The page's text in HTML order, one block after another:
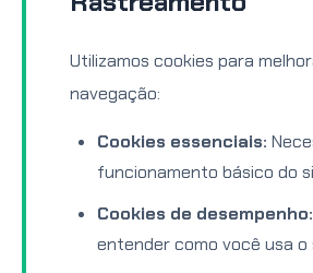
Utilizamos cookies para
navegação:
Cookies essenciais:
funcionamento básico do
Cookies de desempenho:
entender como você usa o